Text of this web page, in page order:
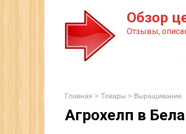
Обзор
Отзывы,
Главная > Товары > Выращивание
Агрохелп в